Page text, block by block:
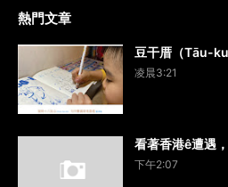
熱門文章
豆干厝（Tāu-
凌晨3:21
看著香港ê遭遇
下午2:07